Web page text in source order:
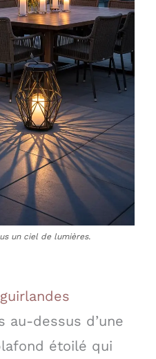
un ciel de lumières.
au-dessus d’une
étoilé qui